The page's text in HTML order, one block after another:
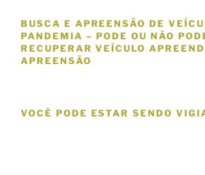
BUSCA E APREENSÃO DE
PANDEMIA – PODE OU NÃO
RECUPERAR VEÍCULO
APREENSÃO
VOCÊ PODE ESTAR SENDO